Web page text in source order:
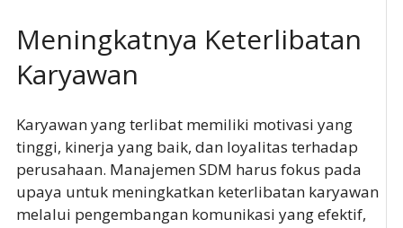
Meningkatnya Keterlibatan
Karyawan
Karyawan yang terlibat memiliki motivasi yang
tinggi, kinerja yang baik, dan loyalitas terhadap
perusahaan. Manajemen SDM harus fokus pada
upaya untuk meningkatkan keterlibatan karyawan
melalui pengembangan komunikasi yang efektif,